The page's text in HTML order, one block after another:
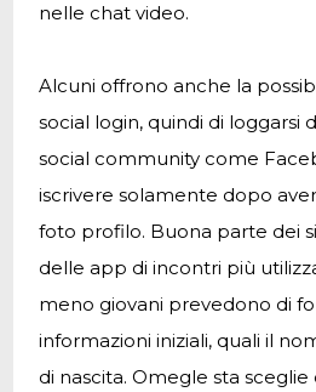
nelle chat video.
Alcuni offrono anche la
social login, quindi di loggarsi
social community come
iscrivere solamente dopo
foto profilo. Buona parte dei
delle app di incontri più
meno giovani prevedono di
informazioni iniziali, quali il
di nascita. Omegle sta